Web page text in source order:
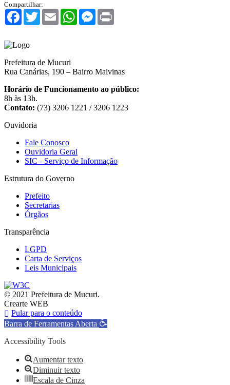
Compartilhar:
Facebook
TwitterEmail WhatsAppMessenger
Prefeitura de Mucuri
Rua Canárias, 190 – Bairro Malvinas
Horário de Funcionamento ao público:
8h às 13h.
Contato: (73) 3206 1221 / 3206 1223
Ouvidoria
Fale Conosco
Ouvidoria Geral
SIC - Serviço de Informação
Estrutura do Governo
Prefeito
Secretarias
Órgãos
Transparência
LGPD
Carta de Serviços
Leis Municipais
© 2021 Prefeitura de Mucuri.
Crearte WEB
Pular para o conteúdo
Barra de Ferramentas Aberta
Accessibility Tools
Aumentar texto
Diminuir texto
Escala de Cinza